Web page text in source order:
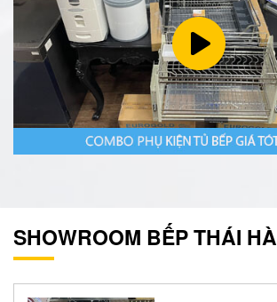
SHOWROOM BẾP THÁI HÀ